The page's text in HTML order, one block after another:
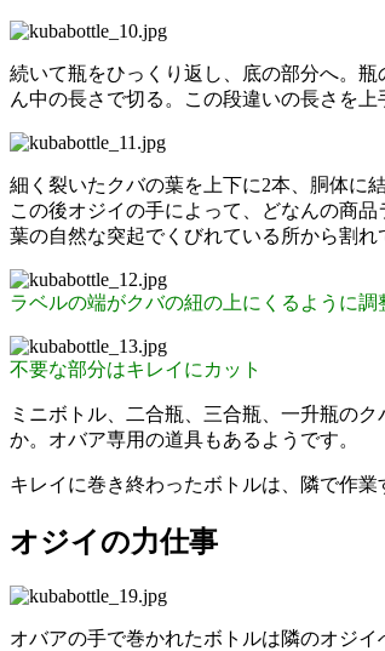
続いて瓶をひっくり返し、底の部分へ。
ん中の長さで切る。この段違いの長さを
細く裂いたクバの葉を上下に2本、胴体に
この後オジイの手によって、どなんの商
葉の自然な突起でくびれている所から割
ラベルの端がクバの紐の上にくるように調
不要な部分はキレイにカット
ミニボトル、二合瓶、三合瓶、一升瓶の
か。オバア専用の道具もあるようです。
キレイに巻き終わったボトルは、隣で作業
オジイの力仕事
オバアの手で巻かれたボトルは隣のオジイ